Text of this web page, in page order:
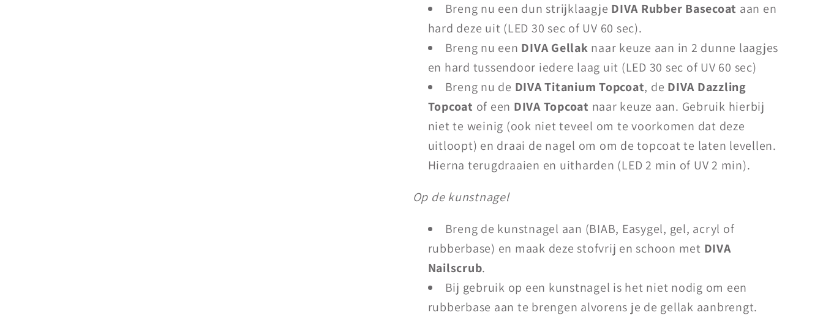
Breng nu een dun strijklaagje DIVA Rubber Basecoat aan en
hard deze uit (LED 30 sec of UV 60 sec).
Breng nu een DIVA Gellak naar keuze aan in 2 dunne laagjes
en hard tussendoor iedere laag uit (LED 30 sec of UV 60 sec)
Breng nu de DIVA Titanium Topcoat, de DIVA Dazzling
Topcoat of een DIVA Topcoat naar keuze aan. Gebruik hierbij
niet te weinig (ook niet teveel om te voorkomen dat deze
uitloopt) en draai de nagel om om de topcoat te laten levellen.
Hierna terugdraaien en uitharden (LED 2 min of UV 2 min).
Op de kunstnagel
Breng de kunstnagel aan (BIAB, Easygel, gel, acryl of
rubberbase) en maak deze stofvrij en schoon met DIVA
Nailscrub.
Bij gebruik op een kunstnagel is het niet nodig om een
rubberbase aan te brengen alvorens je de gellak aanbrengt.